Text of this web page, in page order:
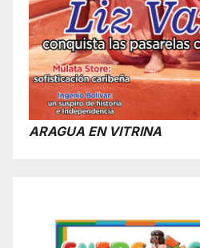
ARAGUA EN VITRINA